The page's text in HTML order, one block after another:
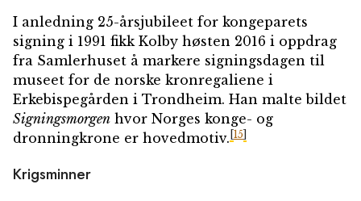
I anledning 25-årsjubileet for kongeparets
signing i 1991 fikk Kolby høsten 2016 i oppdrag
fra Samlerhuset å markere signingsdagen til
museet for de norske kronregaliene i
Erkebispegården i Trondheim. Han malte bildet
Signingsmorgen hvor Norges konge- og
dronningkrone er hovedmotiv. 15
Krigsminner